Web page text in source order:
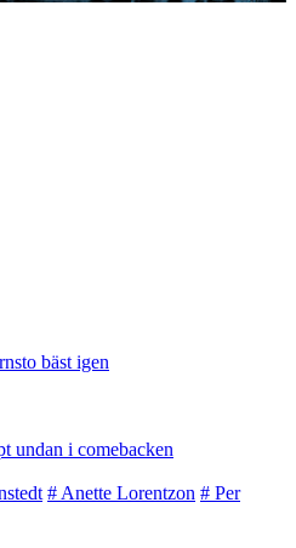
bäst igen
undan i comebacken
# Anette Lorentzon # Per